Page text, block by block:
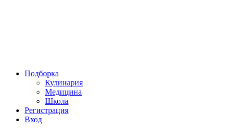
Подборка
Кулинария
Медицина
Школа
Регистрация
Вход